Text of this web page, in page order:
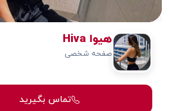
هیوا Hiva
صفحه شخصی
تماس بگیرید